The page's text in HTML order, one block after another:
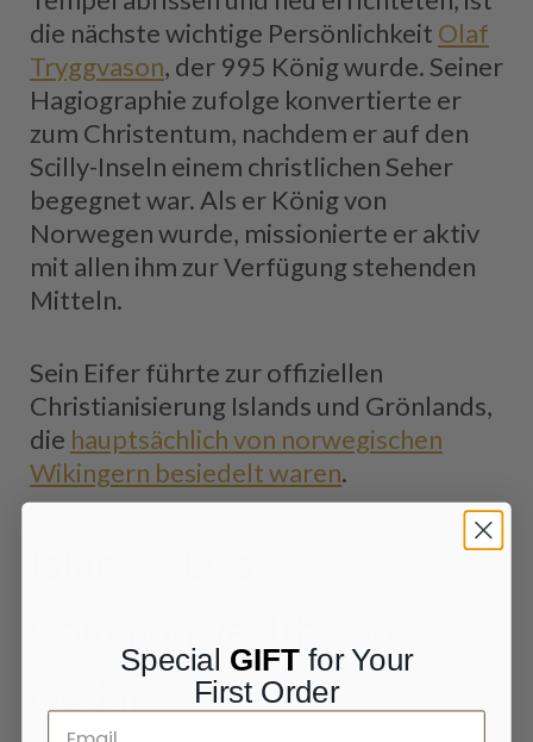
die nächste wichtige Persönlichkeit Olaf
Tryggvason, der 995 König wurde. Seiner
Hagiographie zufolge konvertierte er
zum Christentum, nachdem er auf den
Scilly-Inseln einem christlichen Seher
begegnet war. Als er König von
Norwegen wurde, missionierte er aktiv
mit allen ihm zur Verfügung stehenden
Mitteln.
Sein Eifer führte zur offiziellen
Christianisierung Islands und Grönlands,
die hauptsächlich von norwegischen
Wikingern besiedelt waren.
Special GIFTfor Your
First Order